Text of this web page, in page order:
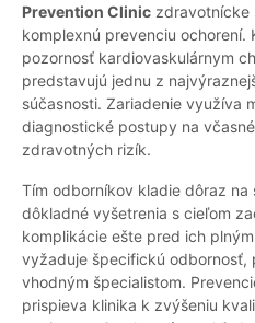
Prevention Clinic zdravotnícke
komplexnú prevenciu ochorení.
pozornosť kardiovaskulárnym
predstavujú jednu z
súčasnosti. Zariadenie využíva
diagnostické postupy na
zdravotných rizík.
Tím odborníkov kladie dôraz na
dôkladné vyšetrenia s cieľom
komplikácie ešte pred ich
vyžaduje špecifickú odbornosť,
vhodným špecialistom.
prispieva klinika k zvýšeniu